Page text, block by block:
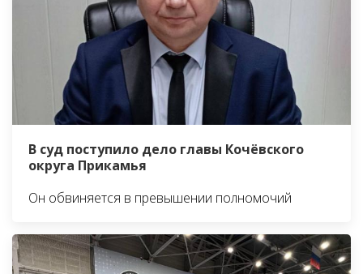
В суд поступило дело главы Кочёвского
округа Прикамья
Он обвиняется в превышении полномочий